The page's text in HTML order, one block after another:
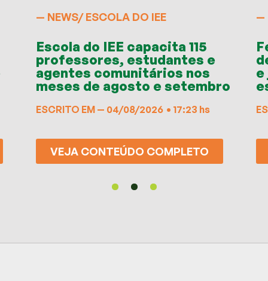
— NEWS/ESCOLA DO IEE
Escola do IEE capacita 115
professores, estudantes e
agentes comunitários nos
meses de agosto e setembro
ESCRITO EM — 04/08/2026 • 17:23 hs
VEJA CONTEÚDO COMPLETO
—
e